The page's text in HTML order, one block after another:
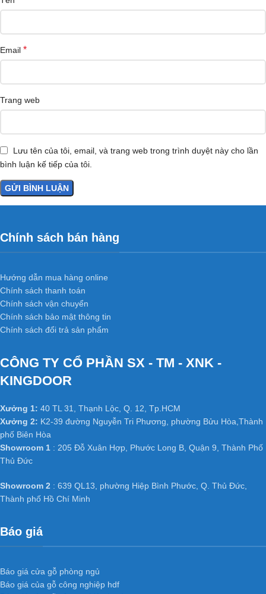
Email *
Trang web
Lưu tên của tôi, email, và trang web trong trình duyệt này cho lần
bình luận kế tiếp của tôi.
Chính sách bán hàng
Hướng dẫn mua hàng online
Chính sách thanh toán
Chính sách vận chuyển
Chính sách bảo mật thông tin
Chính sách đổi trả sản phẩm
CÔNG TY CỔ PHẦN SX - TM - XNK -
KINGDOOR
Xưởng 1: 40 TL 31, Thạnh Lộc, Q. 12, Tp.HCM
Xưởng 2: K2-39 đường Nguyễn Tri Phương, phường Bửu Hòa,Thành
phố Biên Hòa
Showroom 1 : 205 Đỗ Xuân Hợp, Phước Long B, Quận 9, Thành Phố
Thủ Đức
Showroom 2 : 639 QL13, phường Hiệp Bình Phước, Q. Thủ Đức,
Thành phố Hồ Chí Minh
Báo giá
Báo giá cửa gỗ phòng ngủ
Báo giá của gỗ công nghiệp hdf